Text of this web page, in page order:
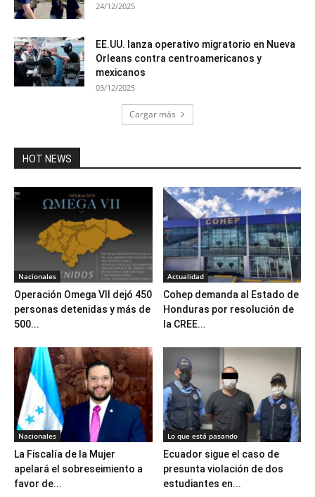
24/12/2025
EE.UU. lanza operativo migratorio en Nueva
Orleans contra centroamericanos y
mexicanos
03/12/2025
Cargar más
HOT NEWS
Nacionales
Operación Omega VII dejó 450
personas detenidas y más de
500...
Actualidad
Cohep demanda al Estado de
Honduras por resolución de
la CREE...
Nacionales
La Fiscalía de la Mujer
apelará el sobreseimiento a
favor de...
Lo que está pasando
Ecuador sigue el caso de
presunta violación de dos
estudiantes en...